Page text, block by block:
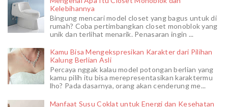
Kelebihannya
Bingung mencari model closet yang bagus untuk di
rumah? Coba pertimbangkan closet monoblok yang
unik dan terlihat menarik. Penasaran ingin ...
Kamu Bisa Mengekspresikan Karakter dari Pilihan
Kalung Berlian Asli
Percaya nggak kalau model potongan berlian yang
kamu pilih itu bisa merepresentasikan karaktermu
lho? Pada dasarnya, orang akan cenderung me...
Manfaat Susu Coklat untuk Energi dan Kesehatan